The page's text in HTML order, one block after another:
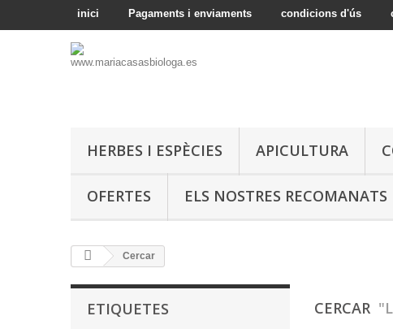
inici Pagaments i enviaments condicions d'ús
HERBES I ESPÈCIES APICULTURA
OFERTES ELS NOSTRES RECOMANATS
Cercar
ETIQUETES CERCAR